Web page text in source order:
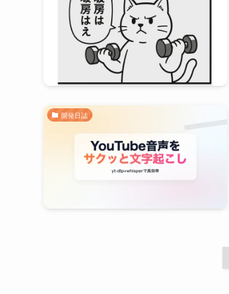
開発日誌